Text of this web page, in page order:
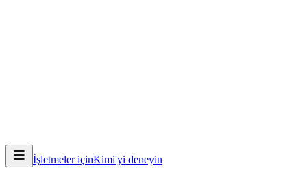
İşletmeler içinKimi'yi deneyin